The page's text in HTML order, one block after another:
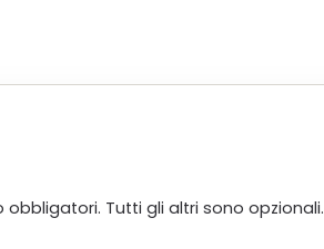
obbligatori. Tutti gli altri sono opzionali.